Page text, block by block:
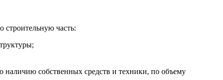
часть:
наличию собственных средств и техники, по объему